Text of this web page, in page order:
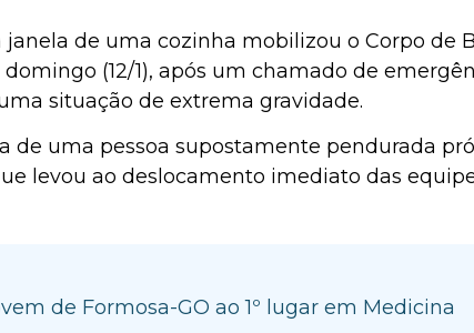
de uma cozinha mobilizou o Corpo de
(12/1), após um chamado de
situação de extrema gravidade.
de uma pessoa supostamente pendurada
levou ao deslocamento imediato das
de Formosa-GO ao 1º lugar em Medicina